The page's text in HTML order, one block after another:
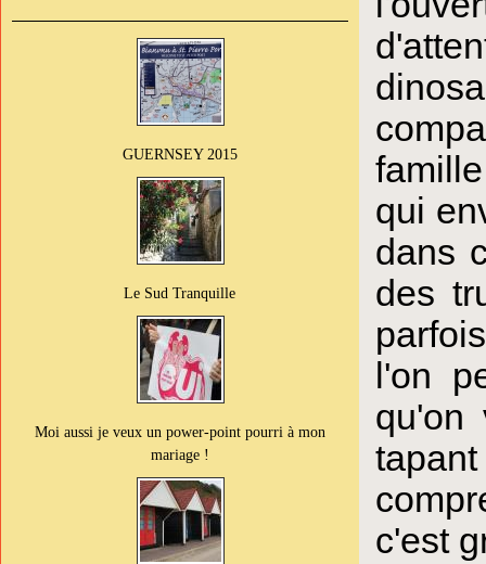
GUERNSEY 2015
Le Sud Tranquille
Moi aussi je veux un power-point pourri à mon
mariage !
qui
dans
des
l'on
qu'on
c'est